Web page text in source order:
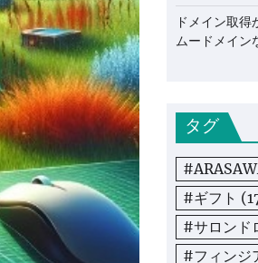
ドメイン取
ムードメイン
タグ
#ギフト
#サロンド
#フィンジ